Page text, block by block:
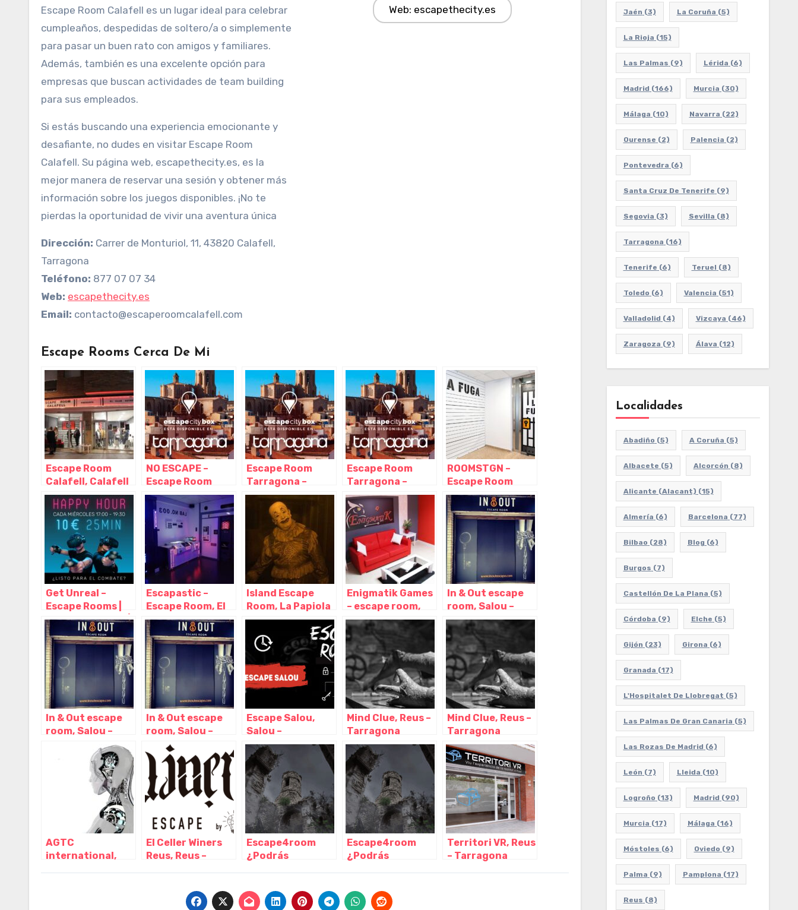
Escape Room Calafell es un lugar ideal para celebrar
cumpleaños, despedidas de soltero/a o simplemente
para pasar un buen rato con amigos y familiares.
Además, también es una excelente opción para
empresas que buscan actividades de team building
para sus empleados.
Si estás buscando una experiencia emocionante y
desafiante, no dudes en visitar Escape Room
Calafell. Su página web, escapethecity.es, es la
mejor manera de reservar una sesión y obtener más
información sobre los juegos disponibles. ¡No te
pierdas la oportunidad de vivir una aventura única
Dirección: Carrer de Monturiol, 11, 43820 Calafell,
Tarragona
Teléfono: 877 07 07 34
Web: escapethecity.es
Email: contacto@escaperoomcalafell.com
Web: escapethecity.es
Escape Rooms Cerca De Mi
Escape Room
Calafell, Calafell
– Tarragona
NO ESCAPE –
Escape Room
Tarragona,
Tarragona –
Cataluña
Escape Room
Tarragona –
Eventos & Salas,
Tarragona –
Cataluña
Escape Room
Tarragona –
Eventos & Salas,
Tarragona –
Cataluña
ROOMSTGN –
Escape Room
Tarragona,
Tarragona –
Cataluña
Get Unreal –
Escape Rooms |
Realidad Virtual |
Tarragona,
Tarragona –
Cataluña
Escapastic –
Escape Room, El
Vendrell –
Tarragona
Island Escape
Room, La Papiola
– Tarragona
Enigmatik Games
– escape room,
Reus – Tarragona
In & Out escape
room, Salou –
Tarragona
In & Out escape
room, Salou –
In & Out escape
room, Salou –
Tarragona
Escape Salou,
Salou –
Tarragona
Mind Clue, Reus –
Tarragona
Mind Clue, Reus –
Tarragona
AGTC
international,
El Celler Winers
Reus, Reus –
Escape4room
¿Podrás
Escape4room
¿Podrás
Territori VR, Reus
– Tarragona
Jaén (3) La Coruña (5)
La Rioja (15)
Las Palmas (9) Lérida (6)
Madrid (166) Murcia (30)
Málaga (10) Navarra (22)
Ourense (2) Palencia (2)
Pontevedra (6)
Santa Cruz De Tenerife (9)
Segovia (3) Sevilla (8)
Tarragona (16)
Tenerife (6) Teruel (8)
Toledo (6) Valencia (51)
Valladolid (4) Vizcaya (46)
Zaragoza (9) Álava (12)
Localidades
Abadiño (5) A Coruña (5)
Albacete (5) Alcorcón (8)
Alicante (Alacant) (15)
Almería (6) Barcelona (77)
Bilbao (28) Blog (6)
Burgos (7)
Castellón De La Plana (5)
Córdoba (9) Elche (5)
Gijón (23) Girona (6)
Granada (17)
L'Hospitalet De Llobregat (5)
Las Palmas De Gran Canaria (5)
Las Rozas De Madrid (6)
León (7) Lleida (10)
Logroño (13) Madrid (90)
Murcia (17) Málaga (16)
Móstoles (6) Oviedo (9)
Palma (9) Pamplona (17)
Reus (8)